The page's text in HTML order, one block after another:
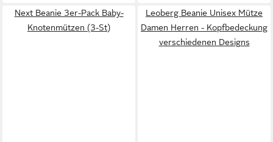
Next Beanie 3er-Pack Baby-
Knotenmützen (3-St)
Leoberg Beanie Unisex Mütze
Damen Herren - Kopfbedeckung
verschiedenen Designs